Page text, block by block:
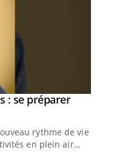
: se préparer
rythme de vie !
en plein air…